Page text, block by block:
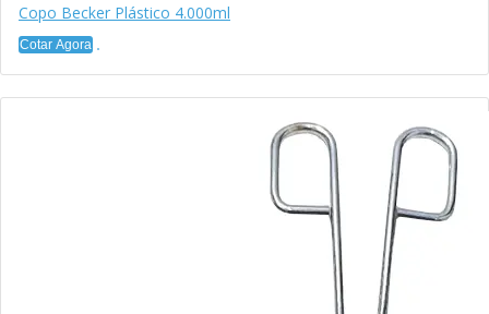
Copo Becker Plástico 4.000ml
Cotar Agora